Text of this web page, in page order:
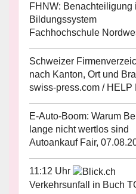
FHNW: Benachteiligung
Bildungssystem
Fachhochschule
Schweizer
nach Kanton, Ort und
swiss-press.com / HELP
E-Auto-Boom: Warum
lange nicht wertlos sind
Autoankauf Fair,
11:12 Uhr
Verkehrsunfall in Buch